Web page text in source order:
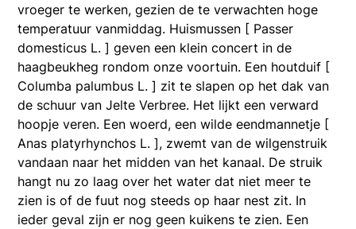
vroeger te werken, gezien de te verwachten hoge
temperatuur vanmiddag. Huismussen [ Passer
domesticus L. ] geven een klein concert in de
haagbeukheg rondom onze voortuin. Een houtduif [
Columba palumbus L. ] zit te slapen op het dak van
de schuur van Jelte Verbree. Het lijkt een verward
hoopje veren. Een woerd, een wilde eendmannetje [
Anas platyrhynchos L. ], zwemt van de wilgenstruik
vandaan naar het midden van het kanaal. De struik
hangt nu zo laag over het water dat niet meer te
zien is of de fuut nog steeds op haar nest zit. In
ieder geval zijn er nog geen kuikens te zien. Een